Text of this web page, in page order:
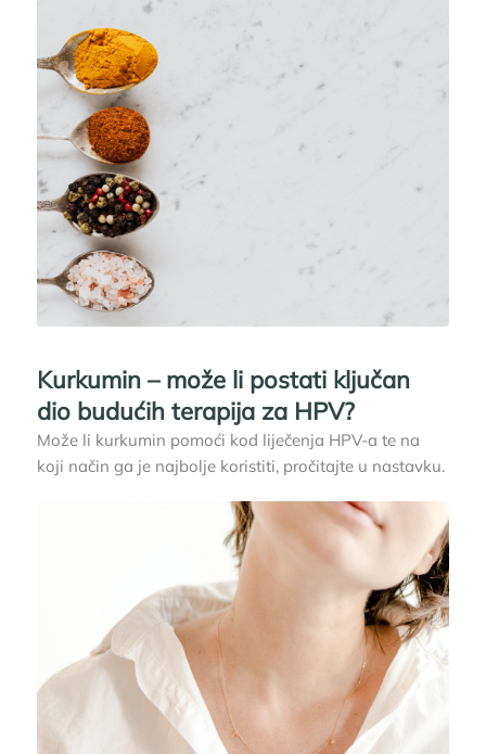
Kurkumin – može li postati ključan
dio budućih terapija za HPV?
Može li kurkumin pomoći kod liječenja HPV-a te na
koji način ga je najbolje koristiti, pročitajte u nastavku.